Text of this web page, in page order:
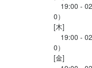
19:00 -
0）
[木]
19:00 -
0）
[金]